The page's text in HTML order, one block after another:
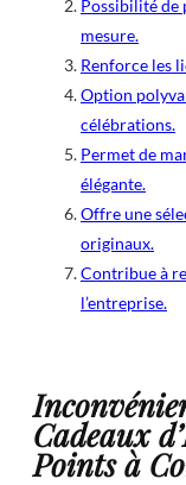
Possibilité de
mesure.
Renforce les
Option
célébrations.
Permet de
élégante.
Offre une
originaux.
Contribue à
l’entreprise.
Cadeaux
Points à